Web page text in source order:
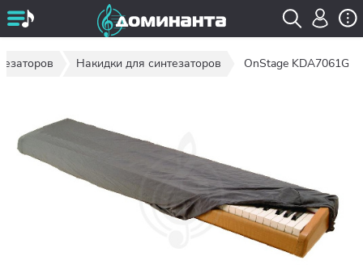
Накидки для синтезаторов OnStage KDA7061G